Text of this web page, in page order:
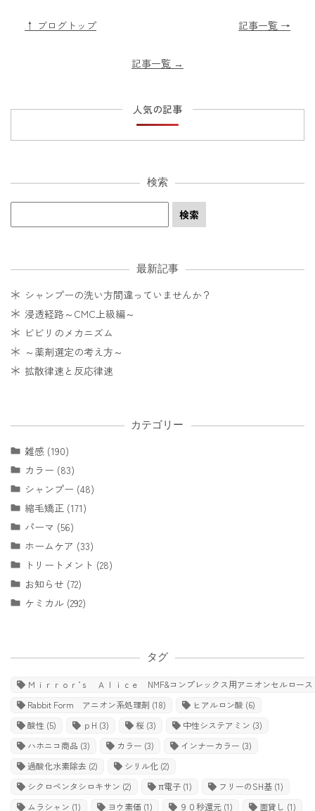
↑ ブログトップ 記事一覧 →
記事一覧 →
人気の記事
検索
最新記事
シャンプーの洗い方間違っていませんか？
浸透経路～CMC上級編～
ビビリのメカニズム
～薬剤選定の考え方～
拡散律速と反応律速
カテゴリー
雑感 (190)
カラー (83)
シャンプー (48)
縮毛矯正 (171)
パーマ (56)
ホームケア (33)
トリートメント (28)
お知らせ (72)
ケミカル (292)
タグ
Ｍｉｒｒｏｒ’ｓ Ａｌｉｃｅ NMF&コンプレックス用アニオンセルロース
Rabbit Form アニオン系処理剤 (18) ヒアルロン酸 (6)
酸性 (5) ｐH (3) 桜 (3) 中性システアミン (3)
ハホニコ商品 (3) カラー (3) インナーカラー (3)
過酸化水素除去 (2) シリル化 (2)
シクロペンタシロキサン (2) π電子 (1) フリーのSH基 (1)
ムラシャン (1) ヨウ素価 (1) ９０秒還元 (1) 面貸し (1)